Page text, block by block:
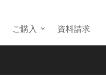
ご購入 資料請求